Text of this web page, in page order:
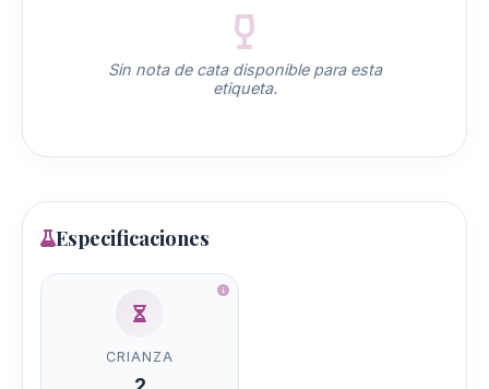
Sin nota de cata disponible para esta
etiqueta.
Especificaciones
CRIANZA